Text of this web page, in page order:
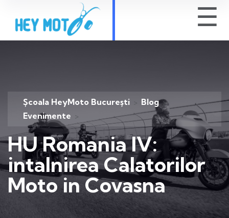
☰
Școala HeyMoto București > Blog >
Evenimente >
HU Romania IV:
intalnirea Calatorilor
Moto in Covasna